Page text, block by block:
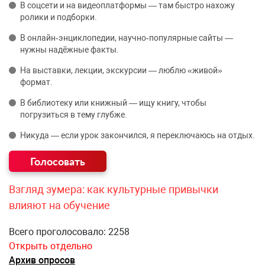
В соцсети и на видеоплатформы — там быстро нахожу
ролики и подборки.
В онлайн‑энциклопедии, научно‑популярные сайты —
нужны надёжные факты.
На выставки, лекции, экскурсии — люблю «живой»
формат.
В библиотеку или книжный — ищу книгу, чтобы
погрузиться в тему глубже.
Никуда — если урок закончился, я переключаюсь на отдых.
Взгляд зумера: как культурные привычки
влияют на обучение
Всего проголосовало: 2258
Открыть отдельно
Архив опросов